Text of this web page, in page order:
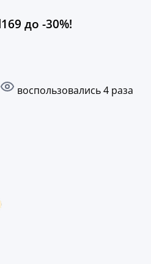
до -30%!
воспользовались 4 раза